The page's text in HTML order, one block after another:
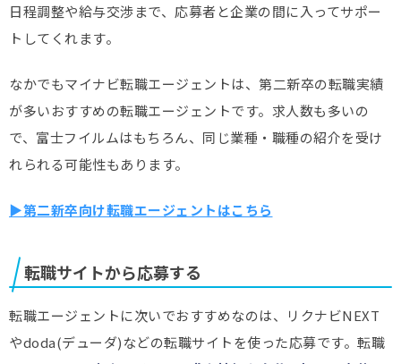
日程調整や給与交渉まで、応募者と企業の間に入ってサポー
トしてくれます。
なかでもマイナビ転職エージェントは、第二新卒の転職実績
が多いおすすめの転職エージェントです。求人数も多いの
で、富士フイルムはもちろん、同じ業種・職種の紹介を受け
れられる可能性もあります。
▶第二新卒向け転職エージェントはこちら
転職サイトから応募する
転職エージェントに次いでおすすめなのは、リクナビNEXT
やdoda(デューダ)などの転職サイトを使った応募です。転職